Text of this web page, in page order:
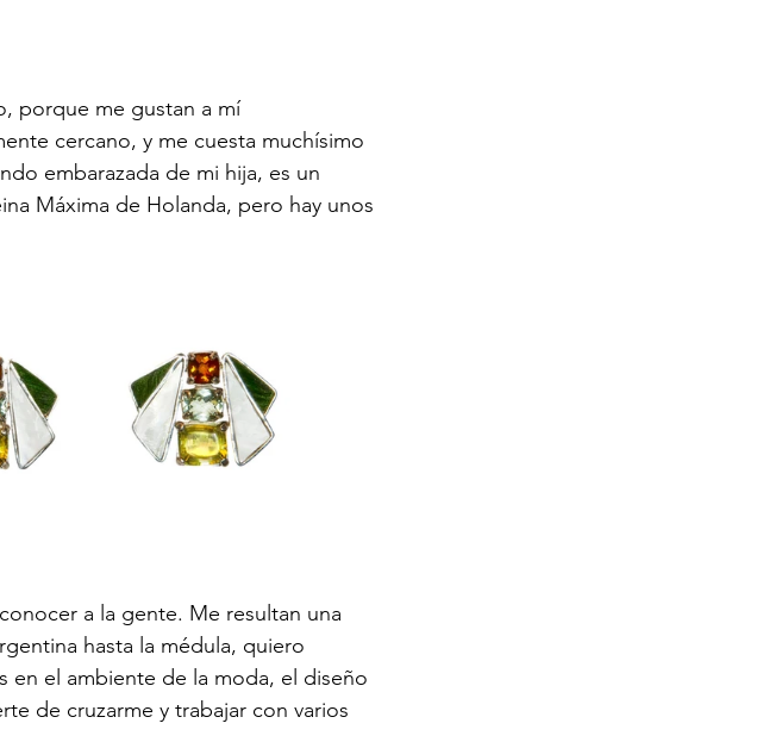
porque me gustan a mí
cercano, y me cuesta muchísimo
embarazada de mi hija, es un
Máxima de Holanda, pero hay unos
a la gente. Me resultan una
hasta la médula, quiero
en el ambiente de la moda, el diseño
de cruzarme y trabajar con varios